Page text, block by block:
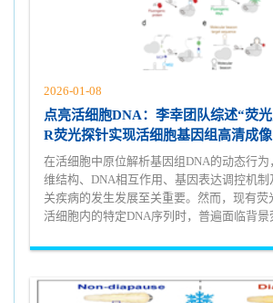
2026-01-08
点亮活细胞DNA：李幸团队综述“荧
R荧光探针实现活细胞基因组高清成像
在活细胞中原位解析基因组DNA的动态行
维结构、DNA相互作用、基因表达调控机制
关疾病的发生发展至关重要。然而，现有荧
活细胞内的特定DNA序列时，普遍面临背景